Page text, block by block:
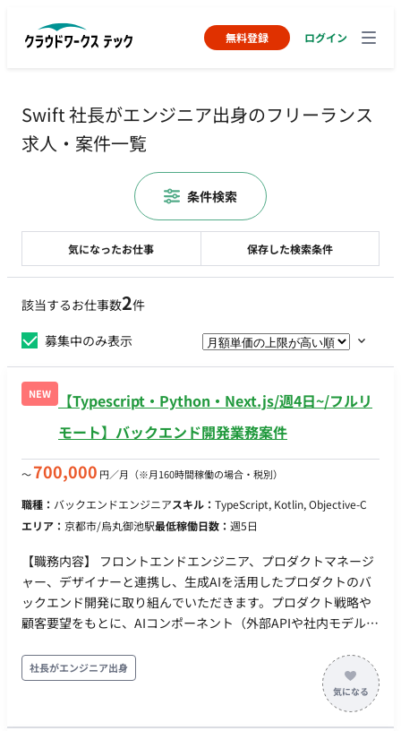
無料登録 ログイン
Swift 社長がエンジニア出身のフリーランス
求人・案件一覧
該当するお仕事数2件
募集中のみ表示
NEW
【Typescript・Python・Next.js/週4日~/フルリ
モート】バックエンド開発業務案件
〜700,000 円／月 （※月160時間稼働の場合・税別）
職種： バックエンドエンジニアスキル： TypeScript, Kotlin, Objective-C
エリア： 京都市/烏丸御池駅最低稼働日数： 週5日
【職務内容】 フロントエンドエンジニア、プロダクトマネージ
ャー、デザイナーと連携し、生成AIを活用したプロダクトのバ
ックエンド開発に取り組んでいただきます。プロダクト戦略や
顧客要望をもとに、AIコンポーネント（外部APIや社内モデル）
件定義、API設計、データベース設計、およびバックエンド実装
を行います。 既にAIモデルの構築や検証を専任で行うエンジニ
アは在籍しているため、彼らと連携しながら「処理時間の長い
AIのレスポンスをどう非同期で処理するか」「エラー時のフォ
社長がエンジニア出身
気になったお仕事 保存した検索条件
条件検索